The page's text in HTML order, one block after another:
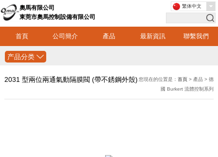
奧馬有限公司
東莞市奧馬控制設備有限公司
首頁 公司簡介 產品 最新資訊 聯繫我們
繁体中文
产品分类
2031 型兩位兩通氣動隔膜閥 (帶不銹鋼外殼) 您現在的位置是：首頁 > 產品 > 德
國 Burkert 流體控制系列